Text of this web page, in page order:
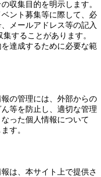
収集目的を明示します。
ント募集等に際して、必
メールアドレス等の記入
することがあります。
達成するために必要な範
の管理には、外部からの
等を防止し、適切な管理
った個人情報について
す。
は、本サイト上で提供さ